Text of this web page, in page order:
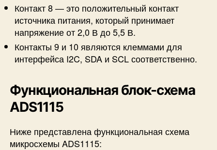
Контакт 8 — это положительный контакт
источника питания, который принимает
напряжение от 2,0 В до 5,5 В.
Контакты 9 и 10 являются клеммами для
интерфейса I2C, SDA и SCL соответственно.
Функциональная блок-схема
ADS1115
Ниже представлена ​​функциональная схема
микросхемы ADS1115: